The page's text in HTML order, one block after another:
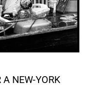
A NEW-YORK